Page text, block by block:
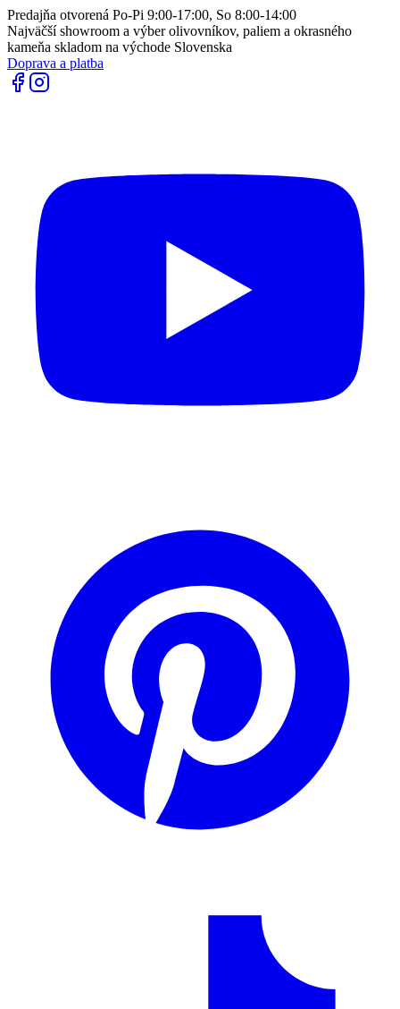
Predajňa otvorená Po-Pi 9:00-17:00, So 8:00-14:00
Najväčší showroom a výber olivovníkov, paliem a okrasného
kameňa skladom na východe Slovenska
Doprava a platba